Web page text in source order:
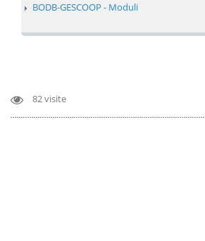
BODB-GESCOOP - Moduli
82 visite